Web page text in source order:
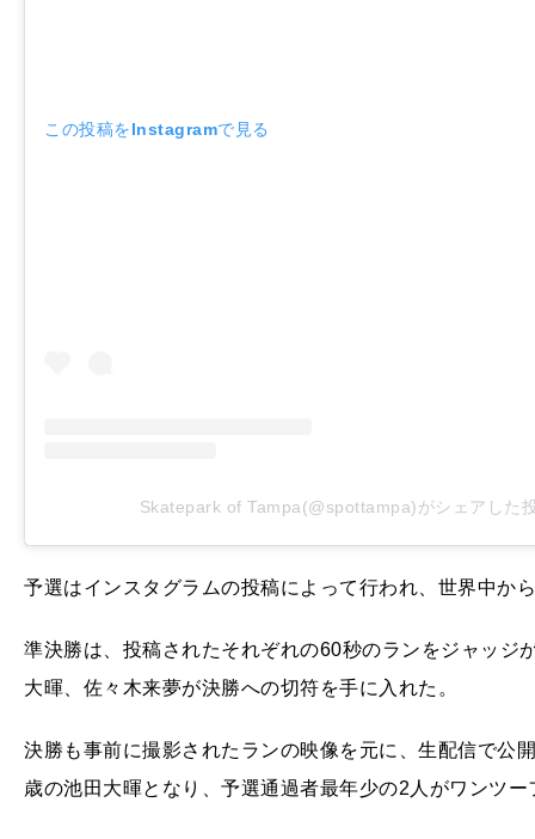
この投稿をInstagramで見る
Skatepark of Tampa(@spottampa)がシェアした
予選はインスタグラムの投稿によって行われ、世界中か
準決勝は、投稿されたそれぞれの60秒のランをジャッジ
大暉、佐々木来夢が決勝への切符を手に入れた。
決勝も事前に撮影されたランの映像を元に、生配信で公
歳の池田大暉となり、予選通過者最年少の2人がワンツ